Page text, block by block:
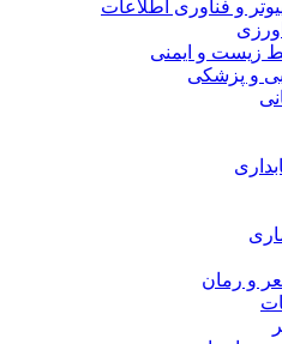
و فناوری اطلاعات
زیست و ایمنی
و پزشکی
و رمان